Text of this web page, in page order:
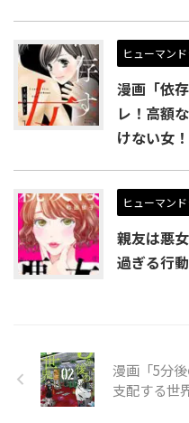
ヒューマン
漫画「依
レ！高額
けない女
ヒューマン
親友は悪
過ぎる行
漫画「5分
支配する世